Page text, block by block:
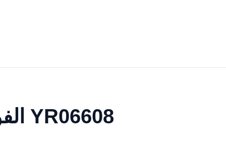
الفولاذ المقاوم للصدأ قفص رعاية الحيوانات الأليفة YR06608